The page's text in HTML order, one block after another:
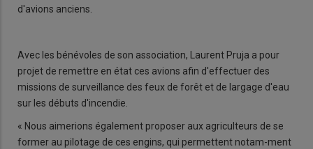
d'avions anciens.
Avec les bénévoles de son association, Laurent Pruja a pour
projet de remettre en état ces avions afin d'effectuer des
missions de surveillance des feux de forêt et de largage d'eau
sur les débuts d'incendie.
« Nous aimerions également proposer aux agriculteurs de se
former au pilotage de ces engins, qui permettent notam-ment